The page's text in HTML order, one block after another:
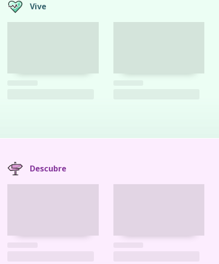
Vive
Descubre